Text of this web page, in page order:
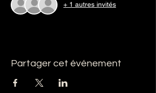
+ 1 autres invités
Partager cet événement